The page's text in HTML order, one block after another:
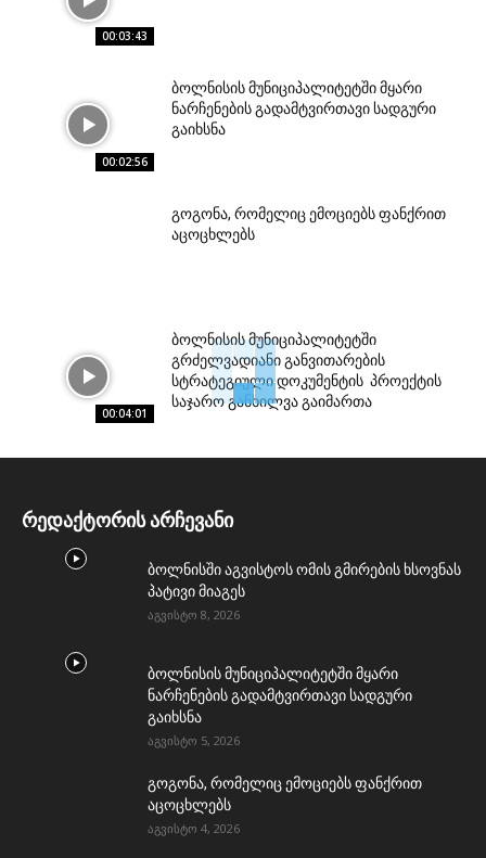
00:03:43
00:02:56
ბოლნისის მუნიციპალიტეტში მყარი
ნარჩენების გადამტვირთავი სადგური
გაიხსნა
გოგონა, რომელიც ემოციებს ფანქრით
აცოცხლებს
00:04:01
ბოლნისის მუნიციპალიტეტში
გრძელვადიანი განვითარების
სტრატეგიული დოკუმენტის პროექტის
საჯარო განხილვა გაიმართა
რედაქტორის არჩევანი
ბოლნისში აგვისტოს ომის გმირების ხსოვნას
პატივი მიაგეს
აგვისტო 8, 2026
ბოლნისის მუნიციპალიტეტში მყარი
ნარჩენების გადამტვირთავი სადგური
გაიხსნა
აგვისტო 5, 2026
გოგონა, რომელიც ემოციებს ფანქრით
აცოცხლებს
აგვისტო 4, 2026